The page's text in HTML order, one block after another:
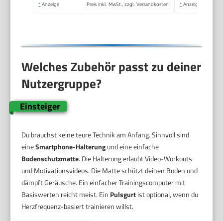
* Anzeige Preis inkl. MwSt., zzgl. Versandkosten * Anzeige
Welches Zubehör passt zu deiner
Nutzergruppe?
Einsteiger
Du brauchst keine teure Technik am Anfang. Sinnvoll sind
eineSmartphone-Halterungund eine einfache
Bodenschutzmatte. Die Halterung erlaubt Video-Workouts
und Motivationsvideos. Die Matte schützt deinen Boden und
dämpft Geräusche. Ein einfacher Trainingscomputer mit
Basiswerten reicht meist. Ein Pulsgurtist optional, wenn du
Herzfrequenz-basiert trainieren willst.